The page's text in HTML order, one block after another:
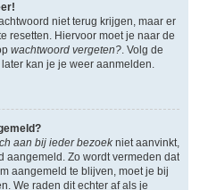
niet terug krijgen, maar er
resetten. Hiervoor moet je naar de
wachtwoord vergeten?. Volg de
kan je je weer aanmelden.
aan bij ieder bezoekniet aanvinkt,
aangemeld. Zo wordt vermeden dat
aangemeld te blijven, moet je bij
We raden dit echter af als je